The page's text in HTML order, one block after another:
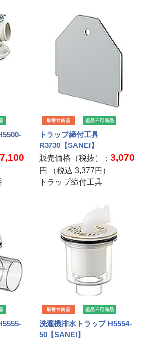
7,100
トラップ締付工具
R3730【SANEI】
販売価格（税抜）：3,070
円 （税込3,377円）
トラップ締付工具
洗濯機排水トラップ H5554-
50【SANEI】